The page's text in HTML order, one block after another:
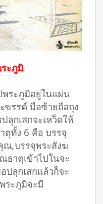
ะภูมิ
พระภูมิอยู่ในแผ่น
ขรรค์ มือซ้ายถือถุง
ลุกเสกจะเหว็ดให้
ตุทั้ง 6 คือ บรรจุ
ณ,บรรจุพระสังฆ
าตุเข้าไปในจะ
ปลุกเสกแล้วก็จะ
ระภูมิจะมี